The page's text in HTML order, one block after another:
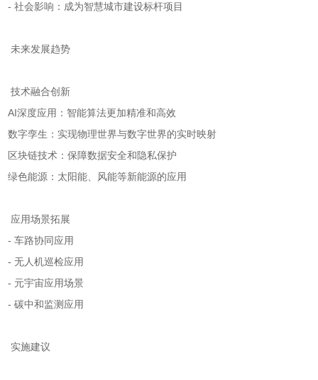
- 社会影响：成为智慧城市建设标杆项目
未来发展趋势
技术融合创新
AI深度应用：智能算法更加精准和高效
数字孪生：实现物理世界与数字世界的实时映射
区块链技术：保障数据安全和隐私保护
绿色能源：太阳能、风能等新能源的应用
应用场景拓展
- 车路协同应用
- 无人机巡检应用
- 元宇宙应用场景
- 碳中和监测应用
实施建议